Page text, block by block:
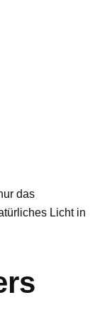
das
Licht in